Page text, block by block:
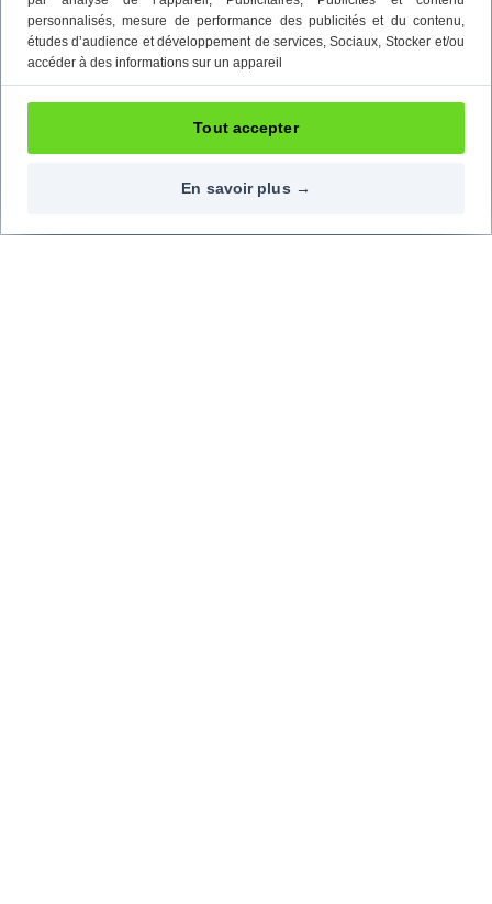
personnalisés, mesure de performance des publicités et du contenu,
études d’audience et développement de services, Sociaux, Stocker et/ou
accéder à des informations sur un appareil
En savoir plus →
Tout accepter